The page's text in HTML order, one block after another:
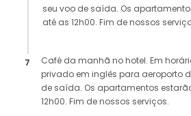
seu voo de saída. Os
até as 12h00. Fim de nossos
7
Café da manhã no hotel. Em
privado em inglês para aeroporto
de saída. Os apartamentos
12h00. Fim de nossos serviços.